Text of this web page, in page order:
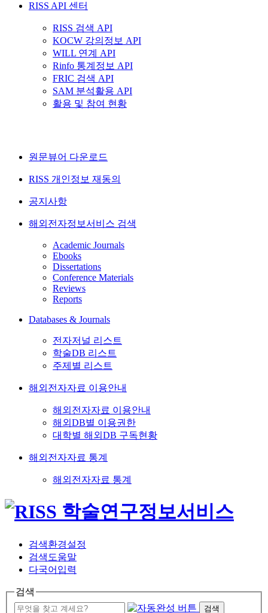
RISS API 센터
RISS 검색 API
KOCW 강의정보 API
WILL 연계 API
Rinfo 통계정보 API
FRIC 검색 API
SAM 분석활용 API
활용 및 참여 현황
원문뷰어 다운로드
RISS 개인정보 재동의
공지사항
해외전자정보서비스 검색
Academic Journals
Ebooks
Dissertations
Conference Materials
Reviews
Reports
Databases & Journals
전자저널 리스트
학술DB 리스트
주제별 리스트
해외전자자료 이용안내
해외전자자료 이용안내
해외DB별 이용권한
대학별 해외DB 구독현황
해외전자자료 통계
해외전자자료 통계
검색환경설정
검색도움말
다국어입력
검색
검색